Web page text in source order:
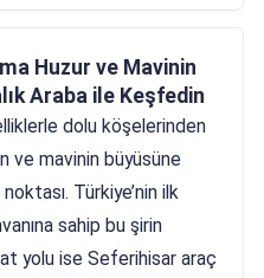
Huzur ve Mavinin
Araba ile Keşfedin
dolu köşelerinden
ve mavinin büyüsüne
Türkiye’nin ilk
sahip bu şirin
yolu ise Seferihisar araç